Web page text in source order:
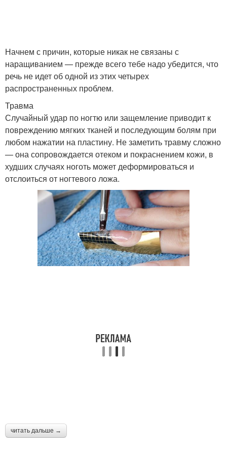
Начнем с причин, которые никак не связаны с
наращиванием — прежде всего тебе надо убедится, что
речь не идет об одной из этих четырех
распространенных проблем.
Травма
Случайный удар по ногтю или защемление приводит к
повреждению мягких тканей и последующим болям при
любом нажатии на пластину. Не заметить травму сложно
— она сопровождается отеком и покраснением кожи, в
худших случаях ноготь может деформироваться и
отслоиться от ногтевого ложа.
читать дальше →